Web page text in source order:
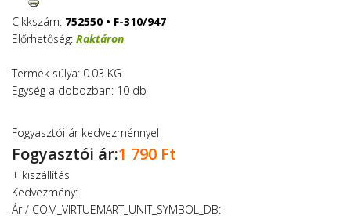
Cikkszám: 752550 • F-310/947
Előrhetőség: Raktáron
Termék súlya: 0.03 KG
Egység a dobozban: 10 db
Fogyasztói ár kedvezménnyel
Fogyasztói ár:1 790 Ft
+ kiszállítás
Kedvezmény:
Ár / COM_VIRTUEMART_UNIT_SYMBOL_DB: